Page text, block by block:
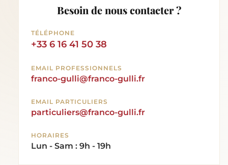
Besoin de nous contacter ?
TÉLÉPHONE
+33 6 16 41 50 38
EMAIL PROFESSIONNELS
franco-gulli@franco-gulli.fr
EMAIL PARTICULIERS
particuliers@franco-gulli.fr
HORAIRES
Lun - Sam : 9h - 19h